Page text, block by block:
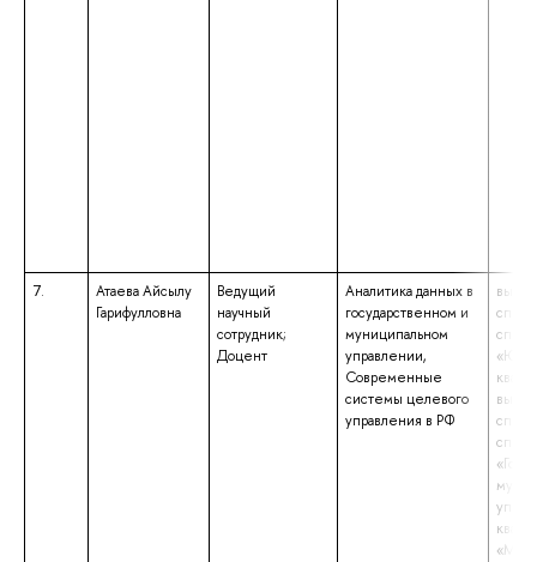
7.
Атаева Айсылу
Гарифулловна
Ведущий
научный
сотрудник;
Доцент
Аналитика данных в
государственном и
муниципальном
управлении,
Современные
системы целевого
управления в РФ